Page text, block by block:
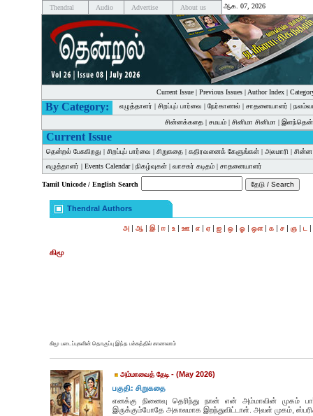
Thendral Audio Advertise About us ஆக. 07, 2026
Current Issue| Previous Issues| Author Index|
By Category: எழுத்தாளர் | சிறப்புப் பார்வை | நேர்காணல் | சாதனையாளர் |
சின்னக்கதை | சமயம் | சினிமா சினிமா |
Current Issue
தென்றல் பேசுகிறது | சிறப்புப் பார்வை | சிறுகதை | கதிரவனைக் கேளுங்கள் | அலமாரி |
எழுத்தாளர் | Events Calendar| நிகழ்வுகள் | வாசகர் கடிதம் | சாதனையாளர்
Tamil Unicode / English Search
Thendral Authors
அ | ஆ | இ| ஈ | உ | ஊ | எ | ஏ | ஐ | ஒ | ஓ | ஔ| க | ச | ஞ | ட |
கிமூ
கிமூ படைப்புகளின் தொகுப்பு இந்த பக்கத்தில் காணலாம்
அம்மாவைத் தேடி - (May 2026)
பகுதி: சிறுகதை
எனக்கு நினைவு தெரிந்து நான் என் அம்மாவின் முகம்
இருக்கும்போதே அகாலமாக இறந்துவிட்டாள். அவள் முகம்,